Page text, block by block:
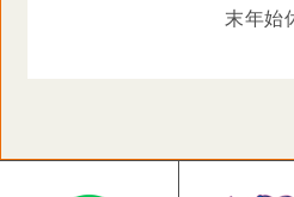
末年始